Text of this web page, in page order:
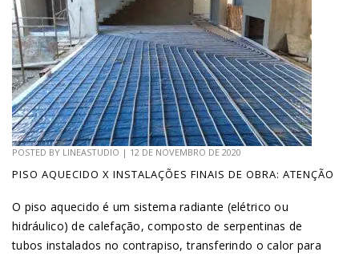
POSTED BY LINEASTUDIO | 12 DE NOVEMBRO DE 2020
PISO AQUECIDO X INSTALAÇÕES FINAIS DE OBRA: ATENÇÃO
O piso aquecido é um sistema radiante (elétrico ou
hidráulico) de calefação, composto de serpentinas de
tubos instalados no contrapiso, transferindo o calor para